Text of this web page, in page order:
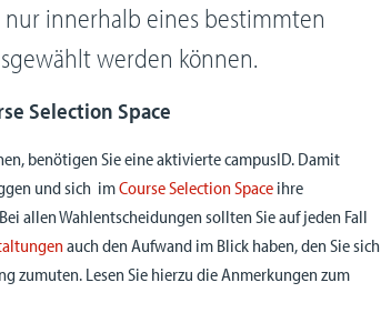
innerhalb eines bestimmten
werden können.
Selection Space
benötigen Sie eine aktivierte campusID. Damit
und sich imCourse Selection Space ihre
allen Wahlentscheidungen sollten Sie auf jeden Fall
auch den Aufwand im Blick haben, den Sie sich
zumuten. Lesen Sie hierzu die Anmerkungen zum